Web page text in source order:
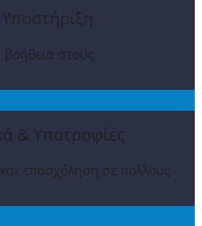
βοήθεια στους
& Υποτροφίες
επασχόληση σε πολλούς